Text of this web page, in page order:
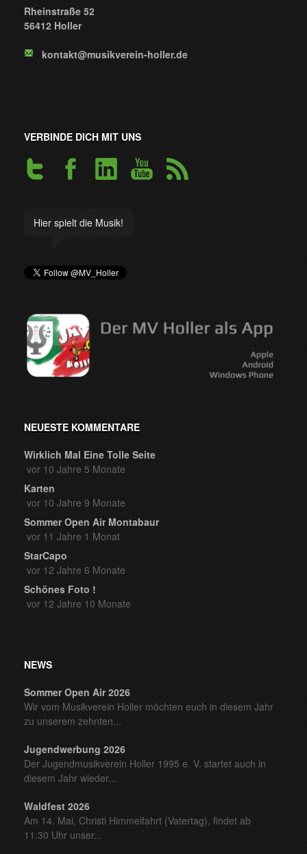
Rheinstraße 52
56412 Holler
kontakt@musikverein-holler.de
VERBINDE DICH MIT UNS
Hier spielt die Musik!
NEUESTE KOMMENTARE
Wirklich Mal Eine Tolle Seite
vor 10 Jahre 5 Monate
Karten
vor 10 Jahre 9 Monate
Sommer Open Air Montabaur
vor 11 Jahre 1 Monat
StarCapo
vor 12 Jahre 6 Monate
Schönes Foto !
vor 12 Jahre 10 Monate
NEWS
Sommer Open Air 2026
Wir vom Musikverein Holler möchten euch in diesem Jahr
zu unserem zehnten...
Jugendwerbung 2026
Der Jugendmusikverein Holler 1995 e. V. startet auch in
diesem Jahr wieder...
Waldfest 2026
Am 14. Mai, Christi Himmelfahrt (Vatertag), findet ab
11:30 Uhr unser...